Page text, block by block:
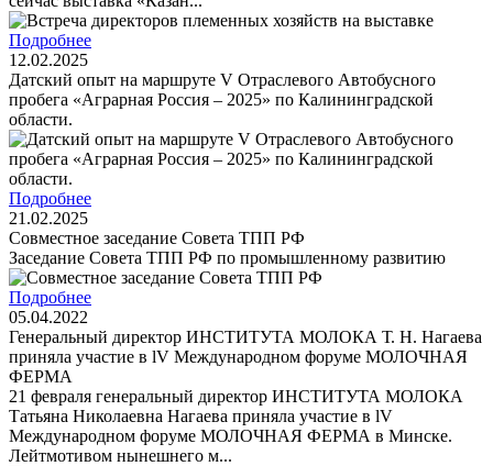
Подробнее
12.02.2025
Датский опыт на маршруте V Отраслевого Автобусного
пробега «Аграрная Россия – 2025» по Калининградской
области.
Подробнее
21.02.2025
Cовместное заседание Совета ТПП РФ
Заседание Совета ТПП РФ по промышленному развитию
Подробнее
05.04.2022
Генеральный директор ИНСТИТУТА МОЛОКА Т. Н. Нагаева
приняла участие в lV Международном форуме МОЛОЧНАЯ
ФЕРМА
21 февраля генеральный директор ИНСТИТУТА МОЛОКА
Татьяна Николаевна Нагаева приняла участие в lV
Международном форуме МОЛОЧНАЯ ФЕРМА в Минске.
Лейтмотивом нынешнего м...